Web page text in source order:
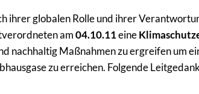
ihrer globalen Rolle und ihrer
am04.10.11eine
nachhaltig Maßnahmen zu ergreifen um
zu erreichen. Folgende